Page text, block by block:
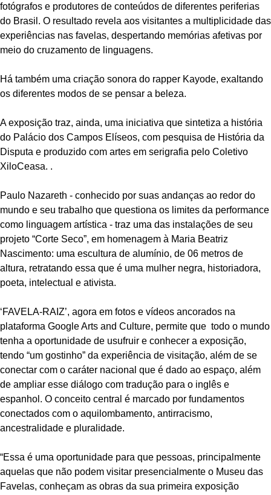
fotógrafos e produtores de conteúdos de diferentes periferias
do Brasil. O resultado revela aos visitantes a multiplicidade das
experiências nas favelas, despertando memórias afetivas por
meio do cruzamento de linguagens.
Há também uma criação sonora do rapper Kayode, exaltando
os diferentes modos de se pensar a beleza.
A exposição traz, ainda, uma iniciativa que sintetiza a história
do Palácio dos Campos Elíseos, com pesquisa de História da
Disputa e produzido com artes em serigrafia pelo Coletivo
XiloCeasa. .
Paulo Nazareth - conhecido por suas andanças ao redor do
mundo e seu trabalho que questiona os limites da performance
como linguagem artística - traz uma das instalações de seu
projeto “Corte Seco”, em homenagem à Maria Beatriz
Nascimento: uma escultura de alumínio, de 06 metros de
altura, retratando essa que é uma mulher negra, historiadora,
poeta, intelectual e ativista.
‘FAVELA-RAIZ’, agora em fotos e vídeos ancorados na
plataforma Google Arts and Culture, permite que todo o mundo
tenha a oportunidade de usufruir e conhecer a exposição,
tendo “um gostinho” da experiência de visitação, além de se
conectar com o caráter nacional que é dado ao espaço, além
de ampliar esse diálogo com tradução para o inglês e
espanhol. O conceito central é marcado por fundamentos
conectados com o aquilombamento, antirracismo,
ancestralidade e pluralidade.
“Essa é uma oportunidade para que pessoas, principalmente
aquelas que não podem visitar presencialmente o Museu das
Favelas, conheçam as obras da sua primeira exposição